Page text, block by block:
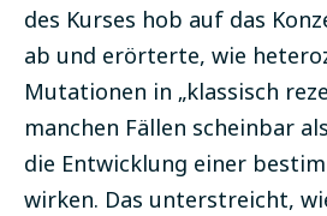
des Kurses hob auf das
ab und erörterte, wie
Mutationen in „klassisch
manchen Fällen scheinbar
die Entwicklung einer
wirken. Das unterstreicht,